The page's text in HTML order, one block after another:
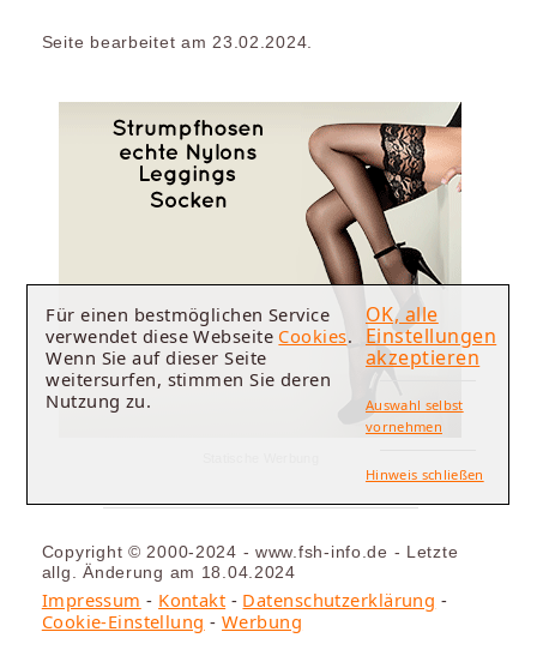
Seite bearbeitet am 23.02.2024.
Copyright © 2000-2024 - www.fsh-info.de - Letzte
allg. Änderung am 18.04.2024
Impressum - Kontakt - Datenschutzerklärung -
Cookie-Einstellung -Werbung
Für einen bestmöglichen Service
verwendet diese Webseite Cookies.
Wenn Sie auf dieser Seite
weitersurfen, stimmen Sie deren
Nutzung zu.
OK, alle
Einstellungen
akzeptieren
Auswahl selbst
vornehmen
Hinweis schließen